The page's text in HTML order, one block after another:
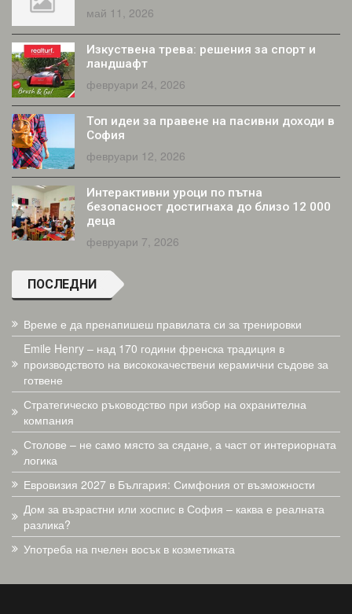
май 11, 2026
Изкуствена трева: решения за спорт и
ландшафт
февруари 24, 2026
Топ идеи за правене на пасивни доходи в
София
февруари 12, 2026
Интерактивни уроци по пътна
безопасност достигнаха до близо 12 000
деца
февруари 7, 2026
ПОСЛЕДНИ
Време е да пренапишеш правилата си за тренировки
Emile Henry – над 170 години френска традиция в
производството на висококачествени керамични съдове за
готвене
Стратегическо ръководство при избор на охранителна
компания
Столове – не само място за сядане, а част от интериорната
логика
Евровизия 2027 в България: Симфония от възможности
Дом за възрастни или хоспис в София – каква е реалната
разлика?
Употреба на пчелен восък в козметиката